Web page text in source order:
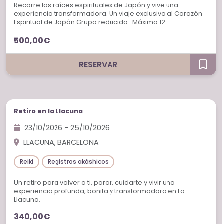
Recorre las raíces espirituales de Japón y vive una
experiencia transformadora. Un viaje exclusivo al Corazón
Espiritual de Japón Grupo reducido · Máximo 12
500,00€
RESERVAR
Retiros
Retiro en la Llacuna
23/10/2026 - 25/10/2026
LLACUNA, BARCELONA
Reiki Registros akáshicos
Un retiro para volver a ti, parar, cuidarte y vivir una
experiencia profunda, bonita y transformadora en La
Llacuna.
340,00€